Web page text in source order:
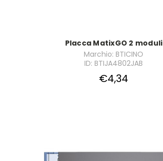
Placca MatixGO 2 moduli
Marchio: BTICINO
ID: BTIJA4802JAB
€4,34